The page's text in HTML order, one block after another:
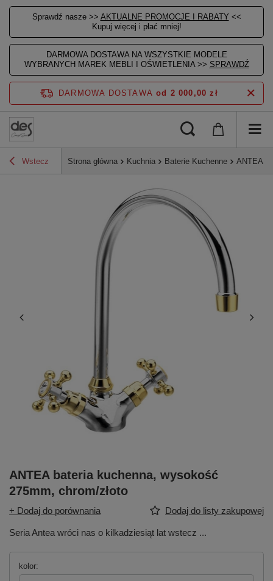
Sprawdź nasze >> AKTUALNE PROMOCJE I RABATY <<
Kupuj więcej i płać mniej!
DARMOWA DOSTAWA NA WSZYSTKIE MODELE
WYBRANYCH MAREK MEBLI I OŚWIETLENIA >> SPRAWDŹ
DARMOWA DOSTAWA od 2 000,00 zł
Wstecz Strona główna Kuchnia Baterie Kuchenne ANTEA
ANTEA bateria kuchenna, wysokość
275mm, chrom/złoto
+ Dodaj do porównania Dodaj do listy zakupowej
Seria Antea wróci nas o kilkadziesiąt lat wstecz ...
kolor